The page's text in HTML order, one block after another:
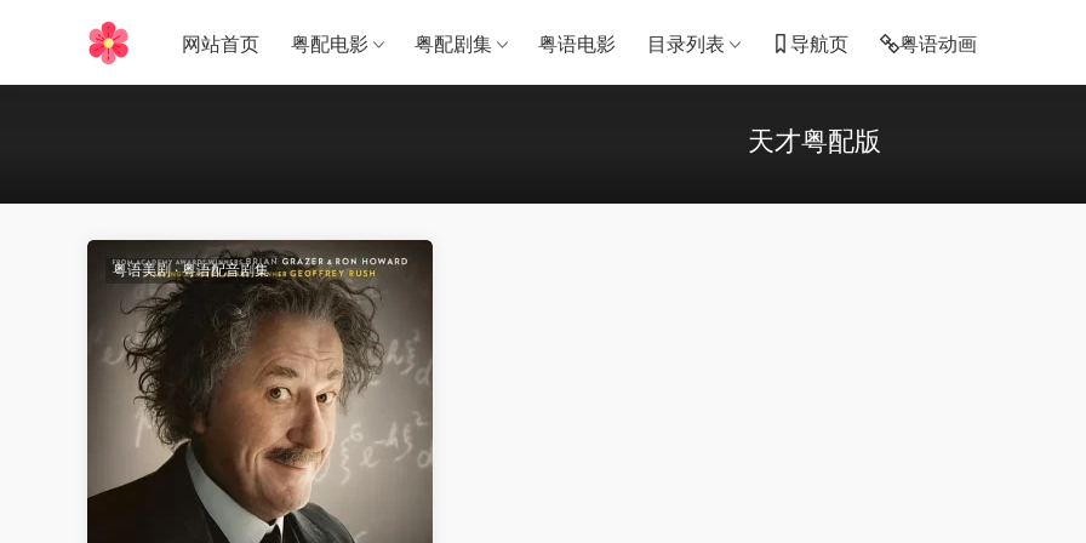
网站首页 粤配电影 粤配剧集 粤语电影 目录列表 导航页 粤语动画
天才粤配版
粤语美剧·粤语配音剧集